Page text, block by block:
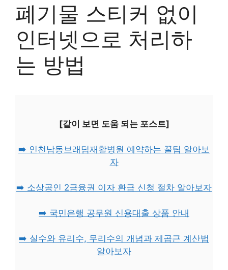
폐기물 스티커 없이
인터넷으로 처리하
는 방법
[같이 보면 도움 되는 포스트]
➡️ 인천남동브래덤재활병원 예약하는 꿀팁 알아보
자
➡️ 소상공인 2금융권 이자 환급 신청 절차 알아보자
➡️ 국민은행 공무원 신용대출 상품 안내
➡️ 실수와 유리수, 무리수의 개념과 제곱근 계산법
알아보자